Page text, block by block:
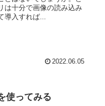
は十分で画像の読み込み
入すれば...
2022.06.05
使ってみる